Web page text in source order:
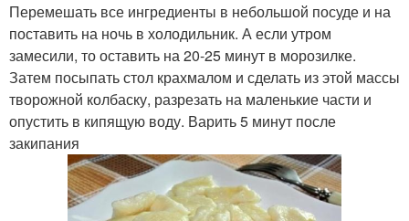
Перемешать все ингредиенты в небольшой посуде и на
поставить на ночь в холодильник. А если утром
замесили, то оставить на 20-25 минут в морозилке.
Затем посыпать стол крахмалом и сделать из этой массы
творожной колбаску, разрезать на маленькие части и
опустить в кипящую воду. Варить 5 минут после
закипания